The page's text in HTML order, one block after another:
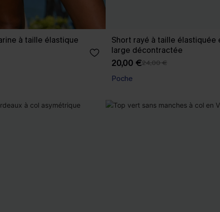
à taille élastique
Short rayé à taille élastiquée
large décontractée
20,00 €24,00 €
Poche